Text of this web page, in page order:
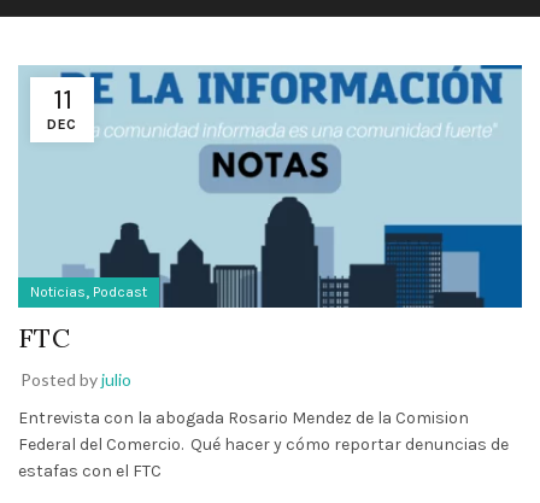
11
DEC
Noticias, Podcast
FTC
Posted byjulio
Entrevista con la abogada Rosario Mendez de la Comision
Federal del Comercio. Qué hacer y cómo reportar denuncias de
estafas con el FTC